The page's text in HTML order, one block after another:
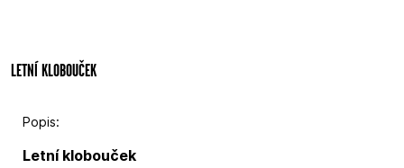
LETNÍ KLOBOUČEK
Popis:
Letní klobouček